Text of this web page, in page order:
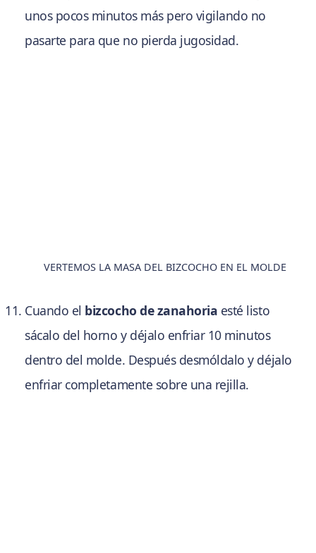
unos pocos minutos más pero vigilando no
pasarte para que no pierda jugosidad.
VERTEMOS LA MASA DEL BIZCOCHO EN EL MOLDE
Cuando el bizcocho de zanahoria esté listo
sácalo del horno y déjalo enfriar 10 minutos
dentro del molde. Después desmóldalo y déjalo
enfriar completamente sobre una rejilla.